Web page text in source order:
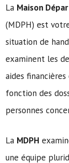
La Maison
(MDPH) est
situation de
examinent les
aides
fonction des
personnes
La MDPH
une équipe